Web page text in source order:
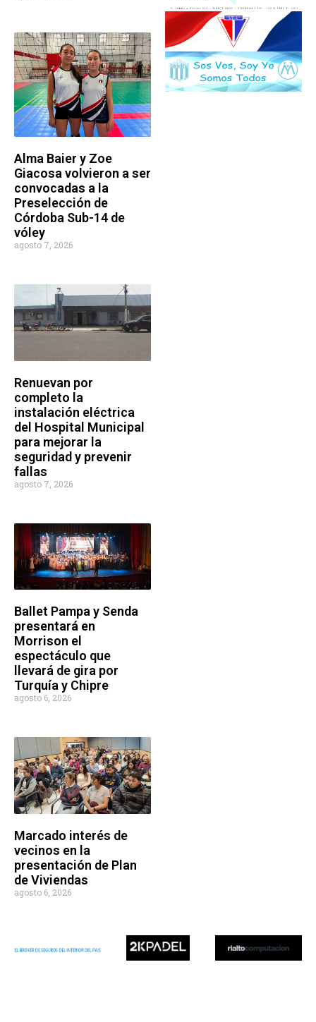
Alma Baier y Zoe
Giacosa volvieron a ser
convocadas a la
Preselección de
Córdoba Sub-14 de
vóley
agosto 7, 2026
Renuevan por
completo la
instalación eléctrica
del Hospital Municipal
para mejorar la
seguridad y prevenir
fallas
agosto 7, 2026
Ballet Pampa y Senda
presentará en
Morrison el
espectáculo que
llevará de gira por
Turquía y Chipre
agosto 6, 2026
Marcado interés de
vecinos en la
presentación de Plan
de Viviendas
agosto 6, 2026